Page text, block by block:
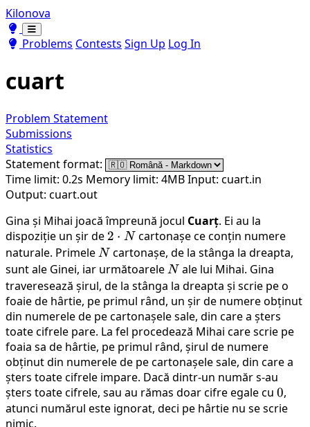
Kilonova
Toggle theme
Toggle theme
Problems Contests Sign Up Log In
cuart
Problem Statement
Submissions
Statistics
Statement format:
Time limit: 0.2s Memory limit: 4MBInput: cuart.in
Output: cuart.out
Gina și Mihai joacă împreună jocul Cuarț. Ei au la
dispoziție un șir de 2
\cdot
N
2 ⋅ Ncartonașe ce conțin numere
naturale. PrimeleN
N cartonașe, de la stânga la dreapta,
sunt ale Ginei, iar următoareleN
N ale lui Mihai. Gina
traveresează șirul, de la stânga la dreapta și scrie pe o
foaie de hârtie, pe primul rând, un șir de numere obținut
din numerele de pe cartonașele sale, din care a șters
toate cifrele pare. La fel procedează Mihai care scrie pe
foaia sa de hârtie, pe primul rând, șirul de numere
obținut din numerele de pe cartonașele sale, din care a
șters toate cifrele impare. Dacă dintr-un număr s-au
șters toate cifrele, sau au rămas doar cifre egale cu 0
0,
atunci numărul este ignorat, deci pe hârtie nu se scrie
nimic.